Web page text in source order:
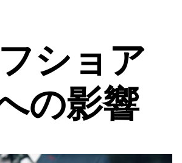
ショア
の影響